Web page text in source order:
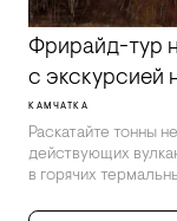
Фрирайд-тур
с экскурсией
КАМЧАТКА
Раскатайте тонны
действующих
в горячих